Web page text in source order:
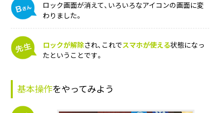
ロック画面が消えて、いろいろなアイコンの画面に変
わりました。
ロックが解除され、これでスマホが使える状態になっ
たということです。
基本操作をやってみよう